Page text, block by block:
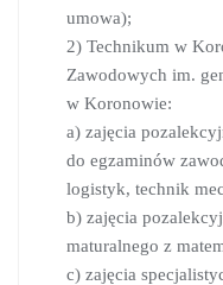
umowa);
2) Technikum w
Zawodowych im.
w Koronowie:
a) zajęcia
do egzaminów
logistyk, technik
b) zajęcia
maturalnego z
c) zajęcia